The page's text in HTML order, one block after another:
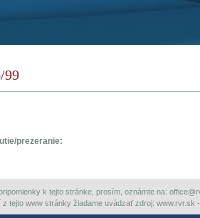
99
prezeranie:
k tejto stránke, prosím, oznámte na:
z tejto www stránky žiadame uvádzať zdroj: www.rvr.sk